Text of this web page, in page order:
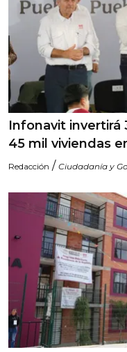
Infonavit invertirá
45 mil viviendas
Redacción / Ciudadanía y